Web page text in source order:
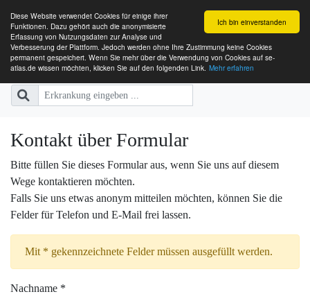
Ich bin einverstanden
Diese Website verwendet Cookies für einige ihrer
Funktionen. Dazu gehört auch die anonymisierte
Erfassung von Nutzungsdaten zur Analyse und
Verbesserung der Plattform. Jedoch werden ohne Ihre Zustimmung keine Cookies
permanent gespeichert. Wenn Sie mehr über die Verwendung von Cookies auf se-
atlas.de wissen möchten, klicken Sie auf den folgenden Link. Mehr erfahren
SE-ATLAS
Versorgungsatlas für Menschen
Kontakt über Formular
Bitte füllen Sie dieses Formular aus, wenn Sie uns auf diesem
Wege kontaktieren möchten.
Falls Sie uns etwas anonym mitteilen möchten, können Sie die
Felder für Telefon und E-Mail frei lassen.
Mit * gekennzeichnete Felder müssen ausgefüllt werden.
Nachname *